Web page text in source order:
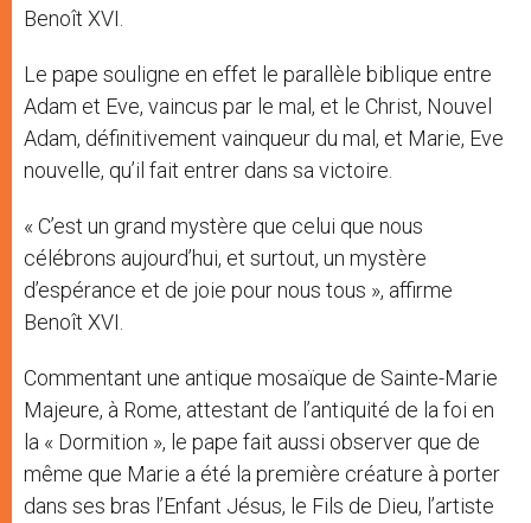
Benoît XVI.
Le pape souligne en effet le parallèle biblique entre
Adam et Eve, vaincus par le mal, et le Christ, Nouvel
Adam, définitivement vainqueur du mal, et Marie, Eve
nouvelle, qu’il fait entrer dans sa victoire.
« C’est un grand mystère que celui que nous
célébrons aujourd’hui, et surtout, un mystère
d’espérance et de joie pour nous tous », affirme
Benoît XVI.
Commentant une antique mosaïque de Sainte-Marie
Majeure, à Rome, attestant de l’antiquité de la foi en
la « Dormition », le pape fait aussi observer que de
même que Marie a été la première créature à porter
dans ses bras l’Enfant Jésus, le Fils de Dieu, l’artiste